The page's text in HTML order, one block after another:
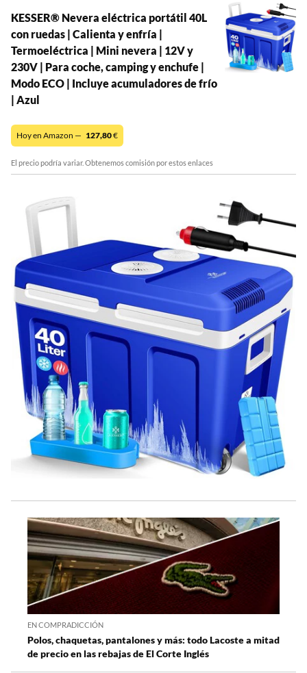
KESSER® Nevera eléctrica portátil 40L
con ruedas | Calienta y enfría |
Termoeléctrica | Mini nevera | 12V y
230V | Para coche, camping y enchufe |
Modo ECO | Incluye acumuladores de frío
| Azul
Hoy en Amazon — 127,80€
El precio podría variar. Obtenemos comisión por estos enlaces
EN COMPRADICCIÓN
Polos, chaquetas, pantalones y más: todo Lacoste a mitad
de precio en las rebajas de El Corte Inglés